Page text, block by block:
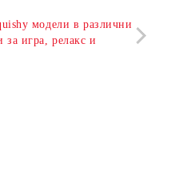
модели в различни
игра, релакс и